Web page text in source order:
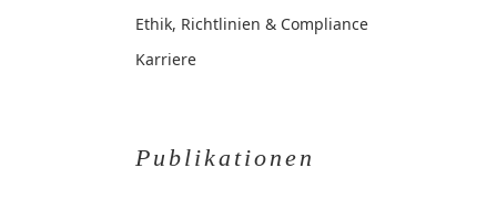
Ethik, Richtlinien & Compliance
Karriere
Publikationen